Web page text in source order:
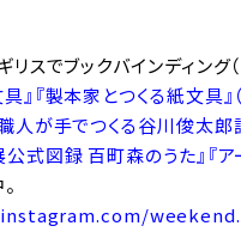
リスでブックバインディン
』『製本家とつくる紙文具』
人が手でつくる谷川俊太郎
公式図録 百町森のうた』 『